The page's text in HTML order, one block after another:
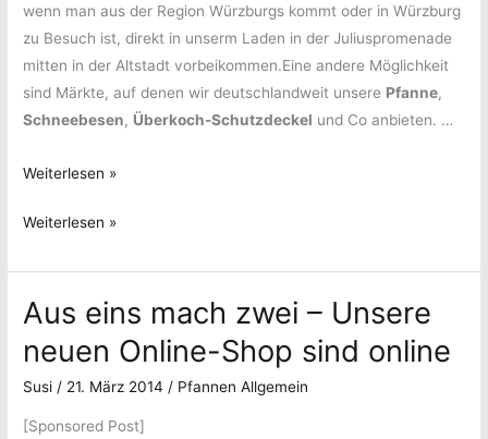
wenn man aus der Region Würzburgs kommt oder in Würzburg
zu Besuch ist, direkt in unserm Laden in der Juliuspromenade
mitten in der Altstadt vorbeikommen.Eine andere Möglichkeit
sind Märkte, auf denen wir deutschlandweit unsere Pfanne,
Schneebesen, Überkoch-Schutzdeckel und Co anbieten. …
Wo
´s
Weiterlesen »
Wo
´s
gute
Haushaltswaren?
Weiterlesen »
Aus eins mach zwei – Unsere
neuen Online-Shop sind online
Susi / 21. März 2014 / Pfannen Allgemein
[Sponsored Post]